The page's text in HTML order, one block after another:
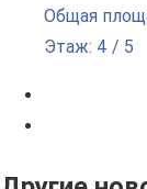
Общая
Этаж: 4 / 5